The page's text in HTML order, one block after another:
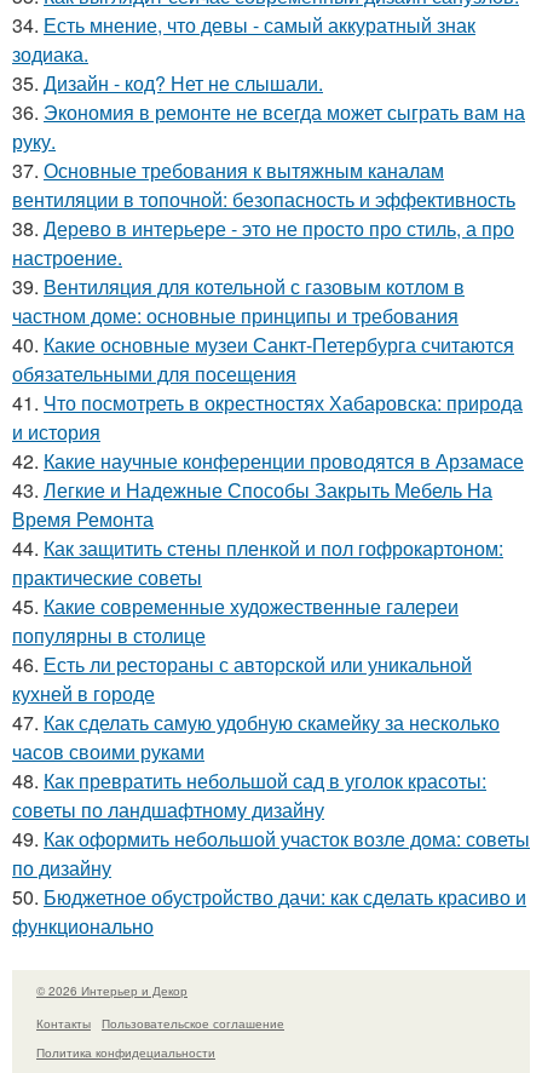
34. Есть мнение, что девы - самый аккуратный знак
зодиака.
35. Дизайн - код? Нет не слышали.
36. Экономия в ремонте не всегда может сыграть вам на
руку.
37. Основные требования к вытяжным каналам
вентиляции в топочной: безопасность и эффективность
38. Дерево в интерьере - это не просто про стиль, а про
настроение.
39. Вентиляция для котельной с газовым котлом в
частном доме: основные принципы и требования
40. Какие основные музеи Санкт-Петербурга считаются
обязательными для посещения
41. Что посмотреть в окрестностях Хабаровска: природа
и история
42. Какие научные конференции проводятся в Арзамасе
43. Легкие и Надежные Способы Закрыть Мебель На
Время Ремонта
44. Как защитить стены пленкой и пол гофрокартоном:
практические советы
45. Какие современные художественные галереи
популярны в столице
46. Есть ли рестораны с авторской или уникальной
кухней в городе
47. Как сделать самую удобную скамейку за несколько
часов своими руками
48. Как превратить небольшой сад в уголок красоты:
советы по ландшафтному дизайну
49. Как оформить небольшой участок возле дома: советы
по дизайну
50. Бюджетное обустройство дачи: как сделать красиво и
функционально
© 2026 Интерьер и Декор
Контакты
Пользовательское соглашение
Политика конфидециальности